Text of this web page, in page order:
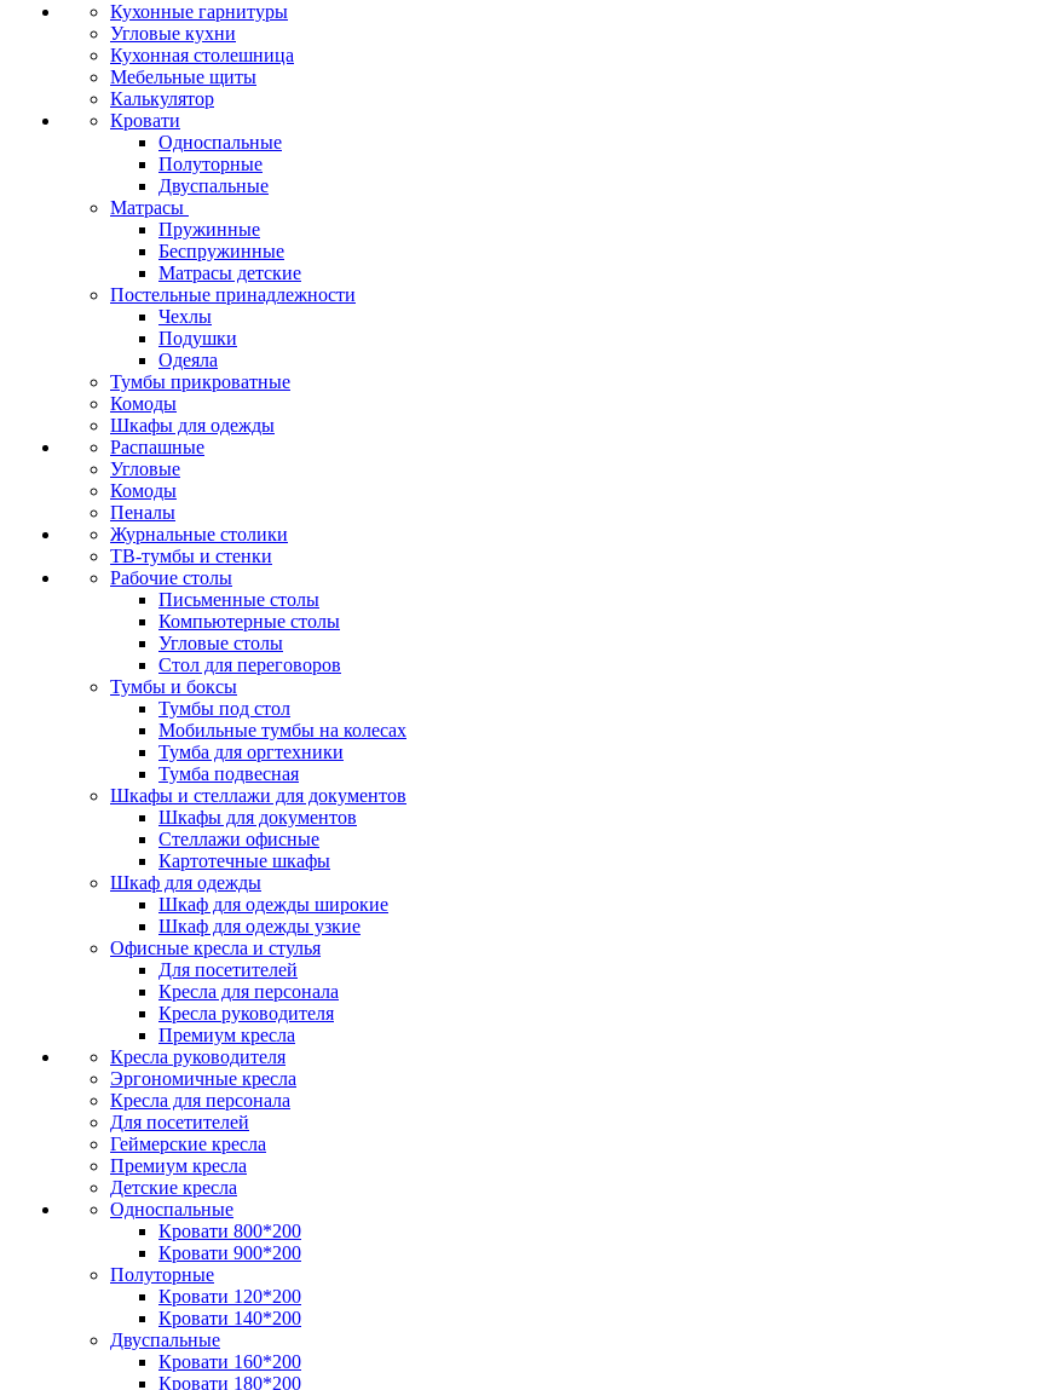
Кухонные гарнитуры
Угловые кухни
Кухонная столешница
Мебельные щиты
Калькулятор
Кровати
Односпальные
Полуторные
Двуспальные
Матрасы
Пружинные
Беспружинные
Матрасы детские
Постельные принадлежности
Чехлы
Подушки
Одеяла
Тумбы прикроватные
Комоды
Шкафы для одежды
Распашные
Угловые
Комоды
Пеналы
Журнальные столики
ТВ‑тумбы и стенки
Рабочие столы
Письменные столы
Компьютерные столы
Угловые столы
Стол для переговоров
Тумбы и боксы
Тумбы под стол
Мобильные тумбы на колесах
Тумба для оргтехники
Тумба подвесная
Шкафы и стеллажи для документов
Шкафы для документов
Стеллажи офисные
Картотечные шкафы
Шкаф для одежды
Шкаф для одежды широкие
Шкаф для одежды узкие
Офисные кресла и стулья
Для посетителей
Кресла для персонала
Кресла руководителя
Премиум кресла
Кресла руководителя
Эргономичные кресла
Кресла для персонала
Для посетителей
Геймерские кресла
Премиум кресла
Детские кресла
Односпальные
Кровати 800*200
Кровати 900*200
Полуторные
Кровати 120*200
Кровати 140*200
Двуспальные
Кровати 160*200
Кровати 180*200